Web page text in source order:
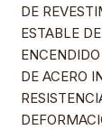
DE
ESTABLE
DE ACERO